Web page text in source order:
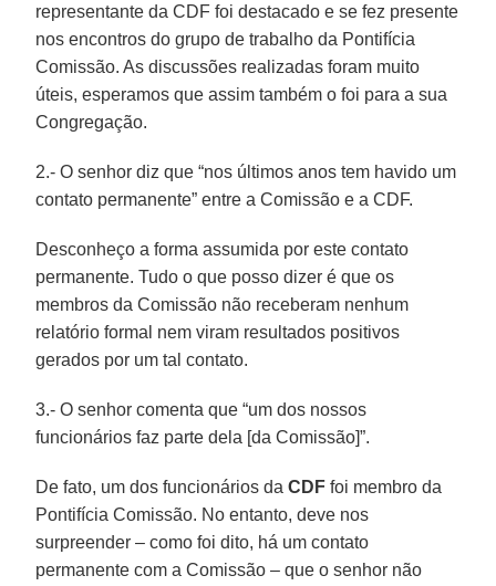
representante da CDF foi destacado e se fez presente
nos encontros do grupo de trabalho da Pontifícia
Comissão. As discussões realizadas foram muito
úteis, esperamos que assim também o foi para a sua
Congregação.
2.- O senhor diz que “nos últimos anos tem havido um
contato permanente” entre a Comissão e a CDF.
Desconheço a forma assumida por este contato
permanente. Tudo o que posso dizer é que os
membros da Comissão não receberam nenhum
relatório formal nem viram resultados positivos
gerados por um tal contato.
3.- O senhor comenta que “um dos nossos
funcionários faz parte dela [da Comissão]”.
De fato, um dos funcionários daCDF foi membro da
Pontifícia Comissão. No entanto, deve nos
surpreender – como foi dito, há um contato
permanente com a Comissão – que o senhor não